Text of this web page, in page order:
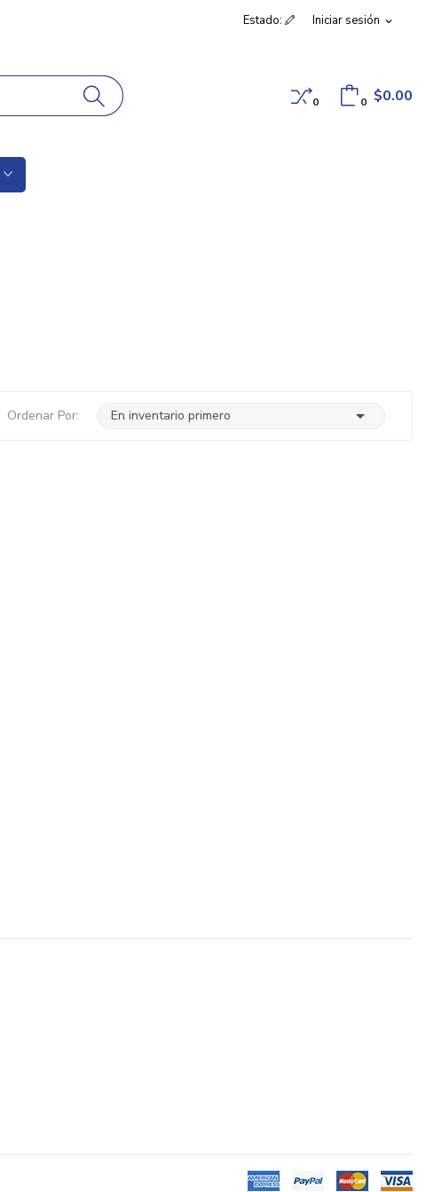
Iniciar sesión expand_more
Estado:
0 $0.00
0
Ordenar Por: En inventario primero 